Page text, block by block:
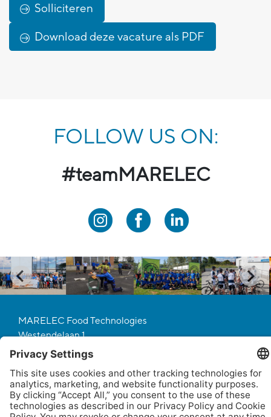
Solliciteren
Download deze vacature als PDF
FOLLOW US ON:
#teamMARELEC
MARELEC Food Technologies
Westendelaan 1
8620 Nieuwpoort
Belgium
Tel. +32 58 22 21 11
http://www.marelec.com
jobs@marelec.com